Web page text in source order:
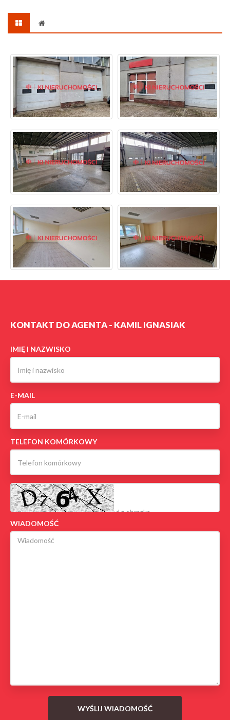
KONTAKT DO AGENTA - KAMIL IGNASIAK
IMIĘ I NAZWISKO
E-MAIL
TELEFON KOMÓRKOWY
WIADOMOŚĆ